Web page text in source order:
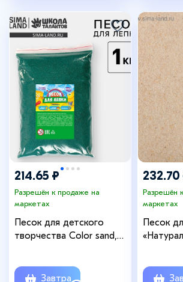
214.65 ₽
Разрешён к продаже на
маркетах
Песок для детского
творчества Color sand,
Завтра
232.70
Разрешён
маркетах
Песок